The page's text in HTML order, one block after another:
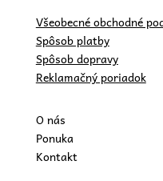
Všeobecné obchodné
Spôsob platby
Spôsob dopravy
Reklamačný poriadok
O nás
Ponuka
Kontakt